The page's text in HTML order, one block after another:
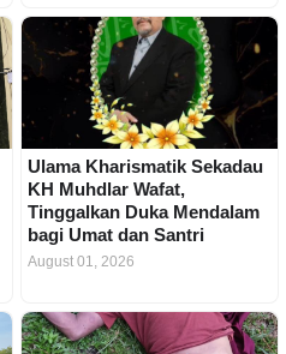
Ulama Kharismatik Sekadau
KH Muhdlar Wafat,
Tinggalkan Duka Mendalam
bagi Umat dan Santri
August 01, 2026